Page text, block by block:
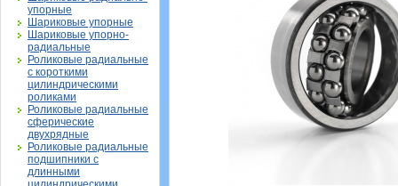
упорные
Шариковые упорные
Шариковые упорно-
радиальные
Роликовые радиальные
с короткими
цилиндрическими
роликами
Роликовые радиальные
сферические
двухрядные
Роликовые радиальные
подшипники с
длинными